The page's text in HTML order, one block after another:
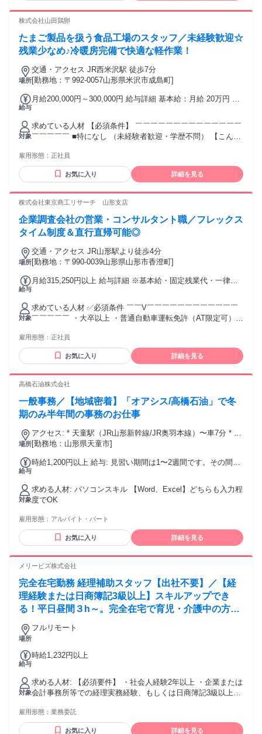
ん） ┗例）日本語での商談・顧客折衝、課題解決策の提案な
んな方にぜひ！＞ ・スキルアップしたい方 ・人と会話するこ
とや、人を喜ばせることが好きな方 ・状況に応じて柔軟に対
周囲への気配りや、チームワークを大切にできる方
株式会社山田鶏卵
たまご製品を扱う食品工場のスタッフ／未経験歓迎☆
残業少なめ♪冷暖房完備で快適な軽作業！
場所
交通・アクセス JR西米沢駅 徒歩7分
[勤務地：〒992-0057山形県米沢市成島町]
給与
月給200,000円～300,000円 給与詳細 基本給：月給 20万円 〜
れる通勤・皆勤・家族手当金額：なし 全員に一律で支払われ
るその他手当金額：なし 上記金額を基準とし、これまでの 経
験や能力、前職での給与実績等を 十分に考慮した上で決定し
ます。 面接にてご相談ください。
対象
求めている人材 【必須条件】 ￣￣￣￣￣￣￣￣￣￣￣￣￣￣
￣￣￣￣￣ ■特になし （未経験者歓迎・学歴不問） 【こんな
軽作業や工場の勤務経験 ■接客や販売の経験（即戦力） ■第二
新卒の方 ■人を喜ばせることが好きな方 ■素直で勉強好きな方
■周囲に対して元気に明るい 応対を心がけられる方
雇用形態： 正社員
お気に入り 詳細を見る
株式会社東京商工リサーチ 山形支店
企業調査会社の営業・コンサルタント職／フレックス
タイム制度＆直行直帰可能◎
場所
交通・アクセス JR山形駅より徒歩4分
[勤務地：〒990-0039山形県山形市香澄町]
給与
月給315,250円以上 給与詳細 ※基本給・固定残業代・一律手
月あたり6万300円（固定残業時間：1ヶ月あたり30時間） 固
定残業時間を超えた勤務時間については別途残業代を支給す
当金額：なし 全員に一律で支払われるその他手当金額：あり
4900円 ・資格手当：13000円 ＜その他手当＞ ・通勤手当（月
上限5万円まで） ・家族手当 ┗配偶者：月1万9000円 ┗子供1
人につき：月1500円 ＜昇給/賞与＞ ・昇給：年1回 ┗定期昇
給5800円 （50歳まで/51歳以降は金額変更有） ・賞与：年2回
┗昨年度平均実績：322万円 ※年齢を考慮の上決定いたしま
す
対象
求めている人材 ✅必須条件 ￣￣V￣￣￣￣￣￣￣￣￣￣￣￣
￣￣￣￣￣ ・大卒以上 ・普通自動車運転免許（AT限定可）
人営業の経験のある方 ◇金融業界での実務経験のある方 ◆審
査業務の経験のある方 ◇財務に関する知識をお持ちの方 ◆経
営診断の知識・資格をお持ちの方 ◇盤石な経営基盤の下で長
◇社会的意義を感じられる仕事をしたい方 ◆プライベートと
雇用形態： 正社員
お気に入り 詳細を見る
高橋石油株式会社
一般事務／【地域密着】「オアシス/高橋石油」で冬
期のみ半年間の事務のお仕事
場所
アクセス: * 天童駅（JR山形新幹線/JR奥羽本線）〜車7分 * 天
童IC（東北中央自動車道）〜車6分
[勤務地：山形県天童市]
給与
時給1,200円以上 給与: 見習い期間は1〜2週間です。その間は
対象
求める人材: パソコンスキル 【Word、Excel】どちらも入力程
度でOK
雇用形態： アルバイト・パート
お気に入り 詳細を見る
メリービズ株式会社
完全在宅勤務 経理補助スタッフ【出社不要】／【経
理経験または日商簿記3級以上】スキルアップでき
る！平日昼間３h～。完全在宅で育児・介護中の方も
大歓迎♪
場所
フルリモート
給与
時給1,232円以上
対象
求める人材: 【必須要件】 ・社会人経験2年以上 ・企業または
会計事務所等での経理実務経験、もしくは日商簿記3級以上の
きる方、未経験であっても抵抗がなく自ら習得することがで
きる方 【歓迎要件】 ・会計ソフトの利用経験 （freee会計 /
雇用形態： 業務委託
お気に入り 詳細を見る